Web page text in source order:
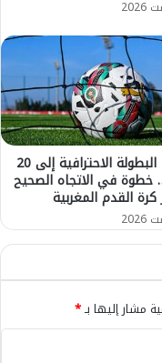
توسيع البطولة الاحترافية إلى 20
خطوة في الاتجاه الصحيح
كرة القدم المغربية
مشار إليها بـ*